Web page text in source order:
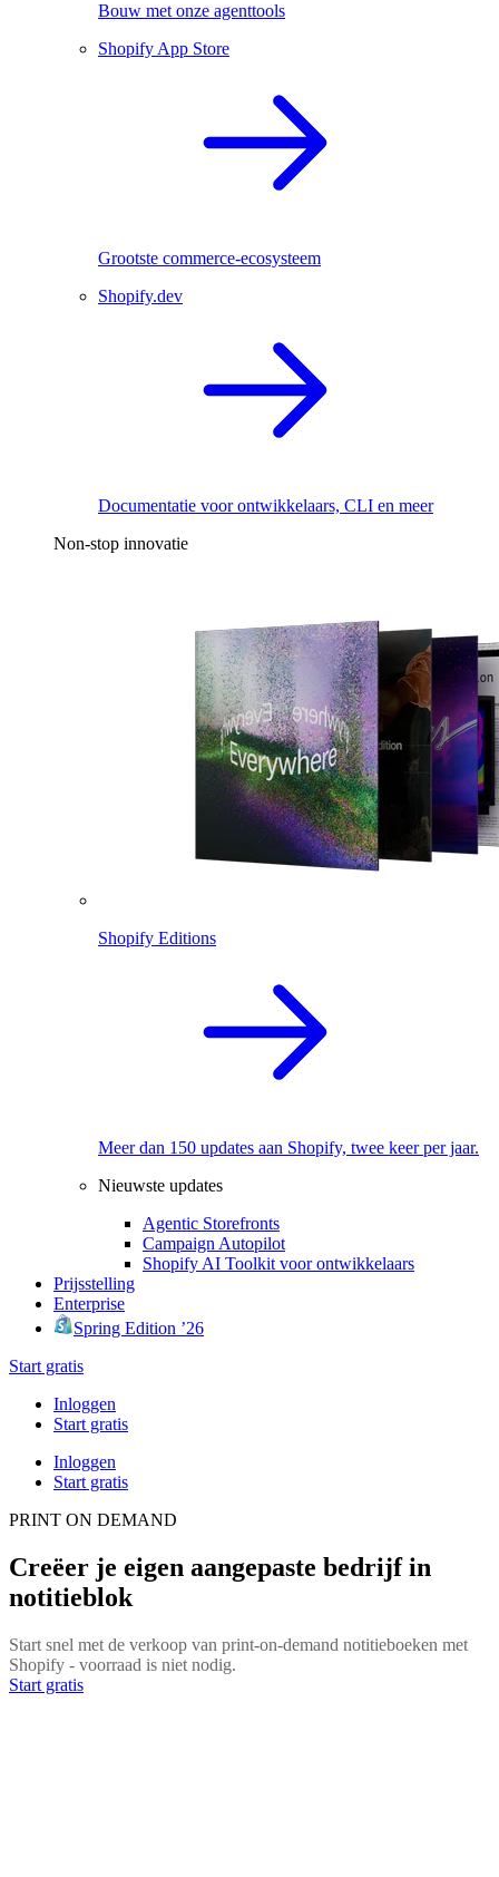
Bouw met onze agenttools
Shopify App Store
Grootste commerce-ecosysteem
Shopify.dev
Documentatie voor ontwikkelaars, CLI en meer
Non-stop innovatie
Shopify Editions
Meer dan 150 updates aan Shopify, twee keer per jaar.
Nieuwste updates
Agentic Storefronts
Campaign Autopilot
Shopify AI Toolkit voor ontwikkelaars
Prijsstelling
Enterprise
Spring Edition ’26
Start gratis
Inloggen
Start gratis
Inloggen
Start gratis
PRINT ON DEMAND
Creëer je eigen aangepaste bedrijf in
notitieblok
Start snel met de verkoop van print-on-demand notitieboeken met
Shopify - voorraad is niet nodig.
Start gratis